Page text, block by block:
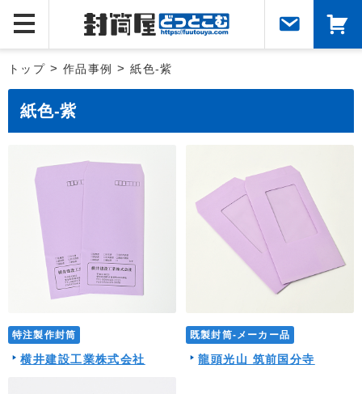
トップ > 作品事例 >紙色-紫
紙色-紫
特注製作封筒
横井建設工業株式会社
既製封筒-メーカー品
龍頭光山 筑前国分寺